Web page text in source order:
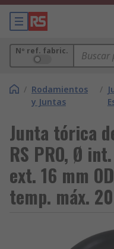
Nº ref. fabric.
/ Rodamientos
y Juntas
/
Junta tórica
RS PRO, Ø
ext. 16 mm
temp. máx.